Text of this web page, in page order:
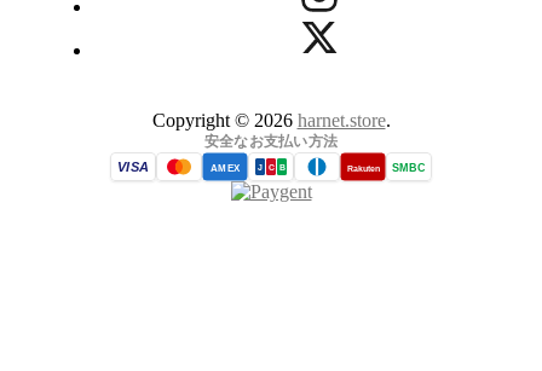
Copyright © 2026 harnet.store.
安全なお支払い方法
VISA AMEX J C B Rakuten SMBC